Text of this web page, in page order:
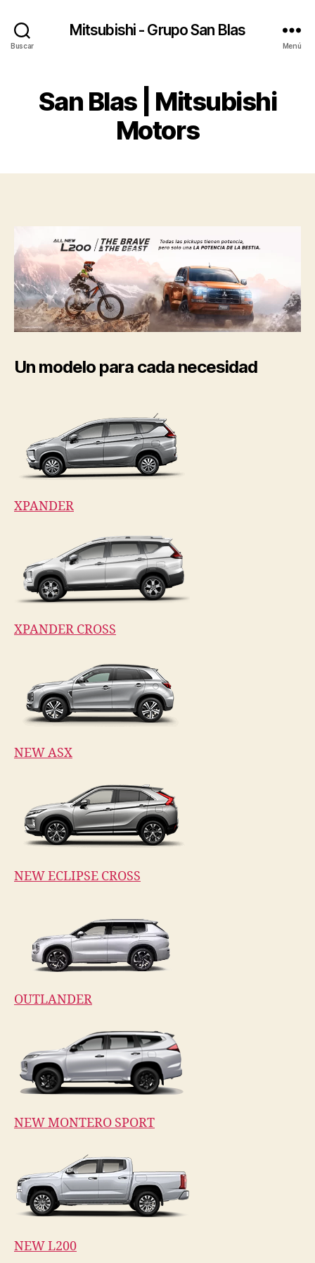
Buscar
Mitsubishi - Grupo San Blas
Menú
San Blas | Mitsubishi
Motors
Un modelo para cada necesidad
XPANDER
XPANDER CROSS
NEW ASX
NEW ECLIPSE CROSS
OUTLANDER
NEW MONTERO SPORT
NEW L200